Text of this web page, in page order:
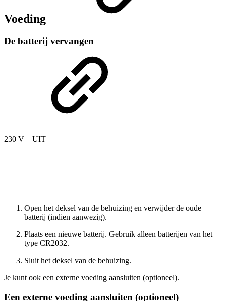
Voeding
De batterij vervangen
230 V – UIT
Open het deksel van de behuizing en verwijder de oude
batterij (indien aanwezig).
Plaats een nieuwe batterij. Gebruik alleen batterijen van het
type CR2032.
Sluit het deksel van de behuizing.
Je kunt ook een externe voeding aansluiten (optioneel).
Een externe voeding aansluiten (optioneel)